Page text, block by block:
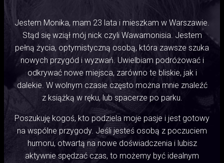
Jestem Monika, mam 23 lata i mieszkam w Warszawie.
Stąd się wziął mój nick czyli Wawamonisia. Jestem
pełną życia, optymistyczną osobą, która zawsze szuka
nowych przygód i wyzwań. Uwielbiam podróżować i
odkrywać nowe miejsca, zarówno te bliskie, jak i
dalekie. W wolnym czasie często można mnie znaleźć
z książką w ręku, lub spacerze po parku.
Poszukuję kogoś, kto podziela moje pasje i jest gotowy
na wspólne przygody. Jeśli jesteś osobą z poczuciem
humoru, otwartą na nowe doświadczenia i lubisz
aktywnie spędzać czas, to możemy być idealnym